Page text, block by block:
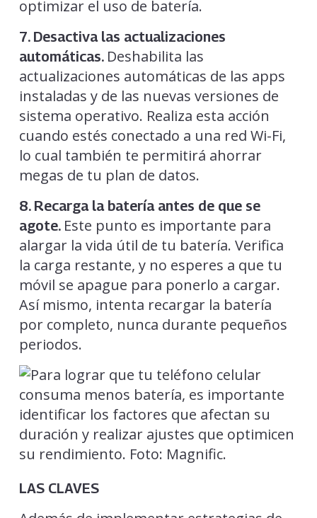
optimizar el uso de batería.
7. Desactiva las actualizaciones
automáticas. Deshabilita las
actualizaciones automáticas de las apps
instaladas y de las nuevas versiones de
sistema operativo. Realiza esta acción
cuando estés conectado a una red Wi-Fi,
lo cual también te permitirá ahorrar
megas de tu plan de datos.
8. Recarga la batería antes de que se
agote. Este punto es importante para
alargar la vida útil de tu batería. Verifica
la carga restante, y no esperes a que tu
móvil se apague para ponerlo a cargar.
Así mismo, intenta recargar la batería
por completo, nunca durante pequeños
periodos.
LAS CLAVES